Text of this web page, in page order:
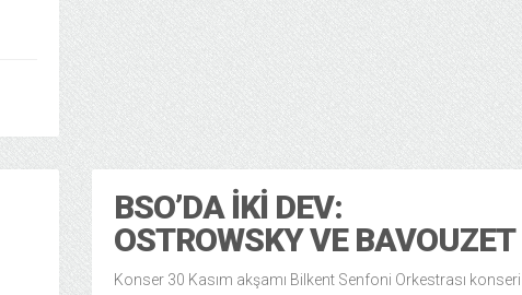
BSO’DA İKI DEV:
OSTROWSKY VE BAVOUZET
Konser 30 Kasım akşamı Bilkent Senfoni Orkestrası konseri